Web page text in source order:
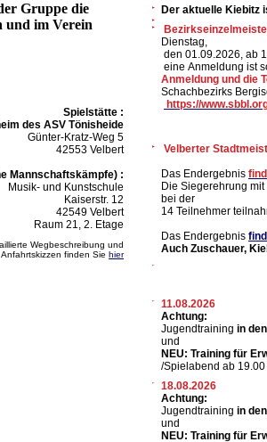
Gruppe die
und im Verein
Spielstätte :
des ASV Tönisheide
Günter-Kratz-Weg 5
42553 Velbert
Mannschaftskämpfe) :
Musik- und Kunstschule
Kaiserstr. 12
42549 Velbert
Raum 21, 2. Etage
Wegbeschreibung und
Anfahrtskizzen finden Sie hier
Der aktuelle Kiebitz
Dienstag,
den 01.09.2026, ab
eine Anmeldung ist
Anmeldung und die
Schachbezirks
https://
Velberter
Das Endergebnis
Die Siegerehrung
bei der
14 Teilnehmer
Das Endergebnis
Auch Zuschauer,
11.08.2026
Achtung:
Jugendtraining in
und
NEU: Training für
/Spielabend ab
18.08.2026
Achtung:
Jugendtraining in
und
NEU: Training für